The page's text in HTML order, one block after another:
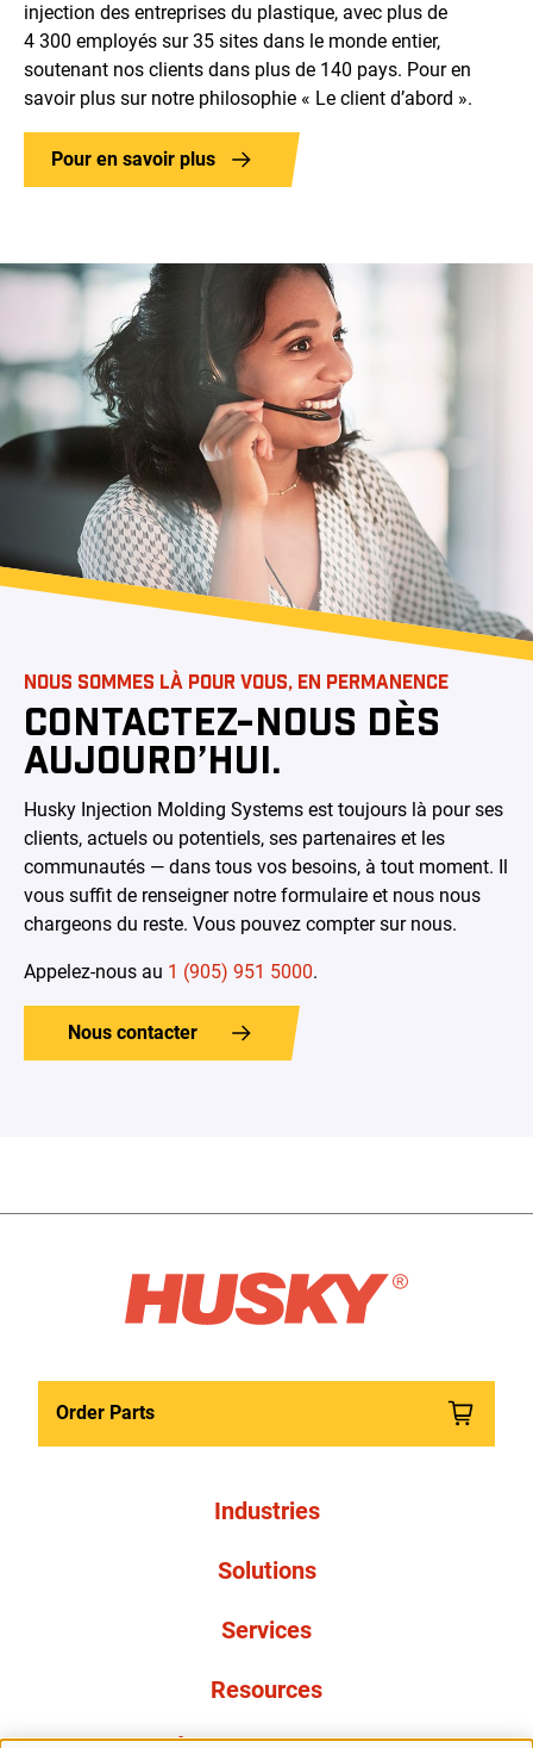
injection des entreprises du plastique, avec plus de
4 300 employés sur 35 sites dans le monde entier,
soutenant nos clients dans plus de 140 pays. Pour en
savoir plus sur notre philosophie « Le client d’abord ».
Pour en savoir plus
NOUS SOMMES LÀ POUR VOUS, EN PERMANENCE
CONTACTEZ-NOUS DÈS
AUJOURD’HUI.
Husky Injection Molding Systems est toujours là pour ses
clients, actuels ou potentiels, ses partenaires et les
communautés — dans tous vos besoins, à tout moment. Il
vous suffit de renseigner notre formulaire et nous nous
chargeons du reste. Vous pouvez compter sur nous.
Appelez-nous au 1 (905) 951 5000.
Nous contacter
Order Parts
Industries
Solutions
Services
Resources